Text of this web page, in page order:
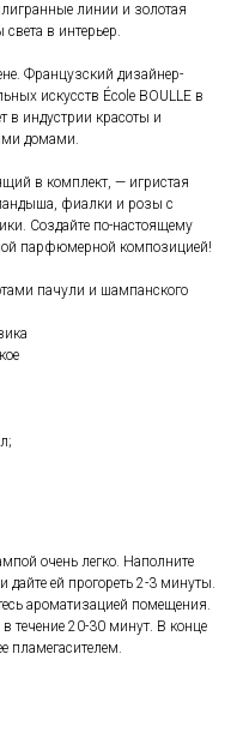
линии и золотая
в интерьер.
Французский дизайнер-
искусств École BOULLE в
в индустрии красоты и
домами.
в комплект, — игристая
фиалки и розы с
Создайте по-настоящему
парфюмерной композицией!
пачули и шампанского
очень легко. Наполните
дайте ей прогореть 2-3 минуты.
ароматизацией помещения.
течение 20-30 минут. В конце
пламегасителем.